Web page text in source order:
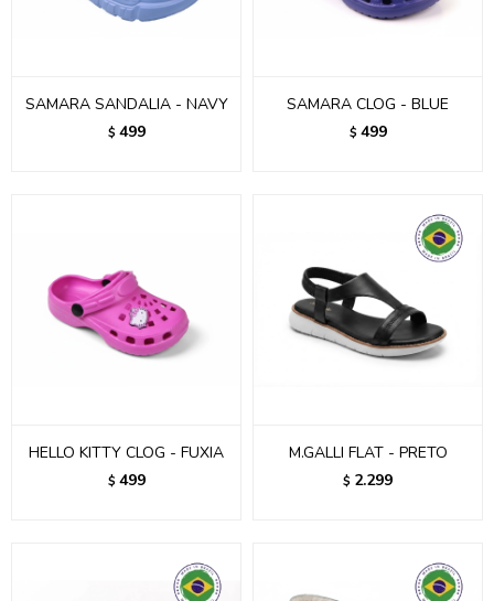
SAMARA SANDALIA - NAVY
$ 499
SAMARA CLOG - BLUE
$ 499
HELLO KITTY CLOG - FUXIA
$ 499
M.GALLI FLAT - PRETO
$ 2.299